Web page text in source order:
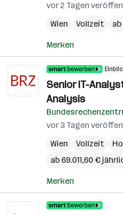
vor 2 Tagen
Wien
Vollzeit
Merken
Senior IT-
Analysis
vor 3 Tagen
Wien
Vollzeit
ab 69.011,60 €
Merken